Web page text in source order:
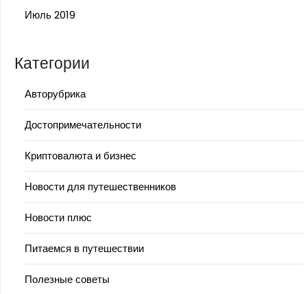
Июль 2019
Категории
Авторубрика
Достопримечательности
Криптовалюта и бизнес
Новости для путешественников
Новости плюс
Питаемся в путешествии
Полезные советы